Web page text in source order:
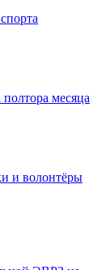
месяца
и волонтёры